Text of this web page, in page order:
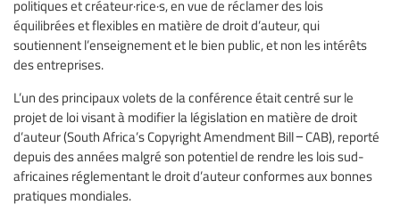
politiques et créateur·rice·s, en vue de réclamer des lois
équilibrées et flexibles en matière de droit d’auteur, qui
soutiennent l’enseignement et le bien public, et non les intérêts
des entreprises.
L’un des principaux volets de la conférence était centré sur le
projet de loi visant à modifier la législation en matière de droit
d’auteur (South Africa’s Copyright Amendment Bill − CAB), reporté
depuis des années malgré son potentiel de rendre les lois sud-
africaines réglementant le droit d’auteur conformes aux bonnes
pratiques mondiales.